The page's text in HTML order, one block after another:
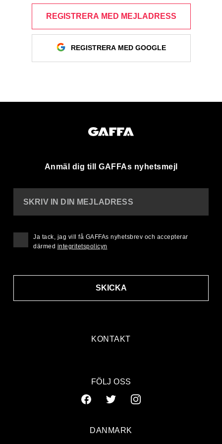
REGISTRERA MED MEJLADRESS
REGISTRERA MED GOOGLE
Anmäl dig till GAFFAs nyhetsmejl
KONTAKT
SKRIV IN DIN MEJLADRESS
SKICKA
Ja tack, jag vill få GAFFAs nyhetsbrev och accepterar
därmed integritetspolicyn
FÖLJ OSS
DANMARK